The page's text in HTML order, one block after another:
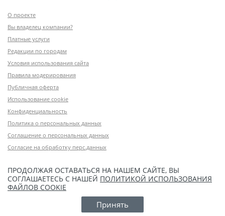
О проекте
Вы владелец компании?
Платные услуги
Редакции по городам
Условия использования сайта
Правила модерирования
Публичная оферта
Использование cookie
Конфиденциальность
Политика о персональных данных
Соглашение о персональных данных
Согласие на обработку перс.данных
ПРОДОЛЖАЯ ОСТАВАТЬСЯ НА НАШЕМ САЙТЕ, ВЫ
СОГЛАШАЕТЕСЬ С НАШЕЙ ПОЛИТИКОЙ ИСПОЛЬЗОВАНИЯ
ФАЙЛОВ COOKIE
Принять